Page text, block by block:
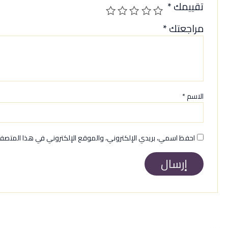
تقييمك*
مراجعتك*
الاسم*
احفظ اسمي، بريدي الإلكتروني، والموقع الإلكتروني في هذا